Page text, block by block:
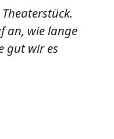
an, wie lange
gut wir es